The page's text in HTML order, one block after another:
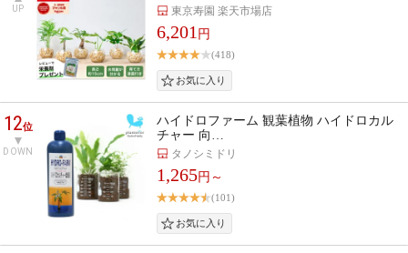
UP 東京寿園 楽天市場店
6,201 円
(418)
12位
DOWN
ハイドロファーム 観葉植物 ハイドロカル
チャー 向…
タノシミドリ
1,265円～
(101)